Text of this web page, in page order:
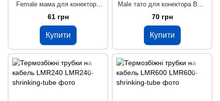
Female мама для конектора
BNC - Male тато
61 грн
Купити
Male тато для конектора BNC
- Female мама
70 грн
Купити